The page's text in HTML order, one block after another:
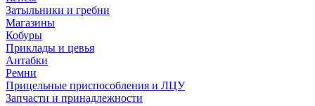
Затыльники и гребни
Магазины
Кобуры
Приклады и цевья
Антабки
Ремни
Прицельные приспособления и ЛЦУ
Запчасти и принадлежности